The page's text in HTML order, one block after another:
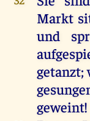
Markt
und
getanzt;
geweint!